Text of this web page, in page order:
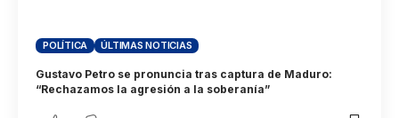
POLÍTICA ÚLTIMAS NOTICIAS
Gustavo Petro se pronuncia tras captura de Maduro:
“Rechazamos la agresión a la soberanía”